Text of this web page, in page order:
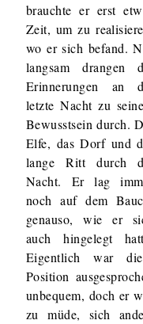
brauchte er erst
Zeit, um zu
wo er sich befand.
langsam drangen
Erinnerungen an
letzte Nacht zu
Bewusstsein durch.
Elfe, das Dorf und
lange Ritt durch
Nacht. Er lag
noch auf dem
genauso, wie er
auch hingelegt
Eigentlich war
Position
unbequem, doch er
zu müde, sich